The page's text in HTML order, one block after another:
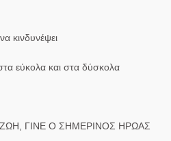
κινδυνέψει
εύκολα και στα δύσκολα
ΓΙΝΕ Ο ΣΗΜΕΡΙΝΟΣ ΗΡΩΑΣ